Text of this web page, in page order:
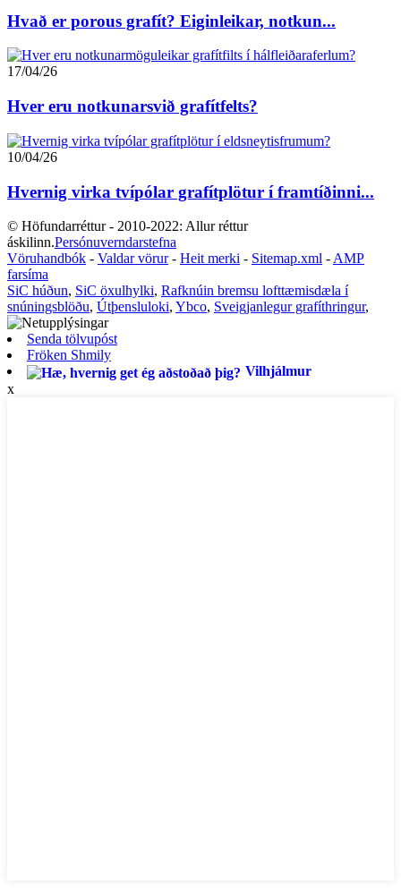
Hvað er porous grafít? Eiginleikar, notkun...
17/04/26
Hver eru notkunarsvið grafítfelts?
10/04/26
Hvernig virka tvípólar grafítplötur í framtíðinni...
© Höfundarréttur - 2010-2022: Allur réttur
áskilinn.Persónuverndarstefna
Vöruhandbók - Valdar vörur- Heit merki - Sitemap.xml - AMP
farsíma
SiC húðun, SiC öxulhylki, Rafknúin bremsu lofttæmisdæla í
snúningsblöðu, Útþensluloki, Ybco, Sveigjanlegur grafíthringur,
Senda tölvupóst
Fröken Shmily
Vilhjálmur
x